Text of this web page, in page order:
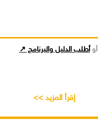
أوأطلب الدليل والبرنامج ↗
إقرأ المزيد >>